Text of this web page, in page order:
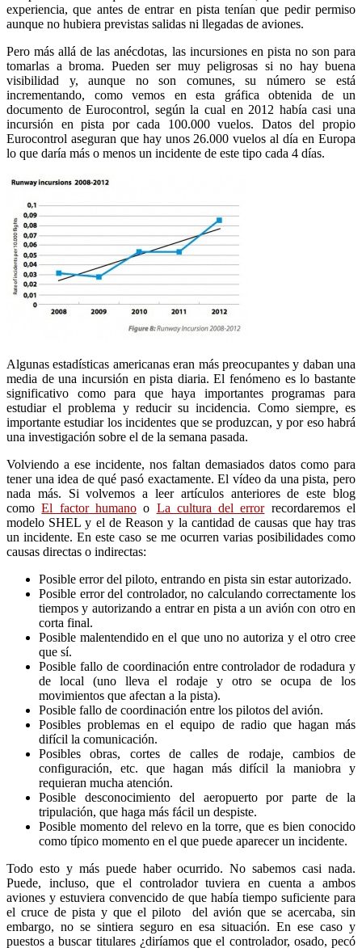
experiencia, que antes de entrar en pista tenían que pedir permiso
aunque no hubiera previstas salidas ni llegadas de aviones.
Pero más allá de las anécdotas, las incursiones en pista no son para
tomarlas a broma. Pueden ser muy peligrosas si no hay buena
visibilidad y, aunque no son comunes, su número se está
incrementando, como vemos en esta gráfica obtenida de un
documento de Eurocontrol, según la cual en 2012 había casi una
incursión en pista por cada 100.000 vuelos. Datos del propio
Eurocontrol aseguran que hay unos 26.000 vuelos al día en Europa
lo que daría más o menos un incidente de este tipo cada 4 días.
Algunas estadísticas americanas eran más preocupantes y daban una
media de una incursión en pista diaria. El fenómeno es lo bastante
significativo como para que haya importantes programas para
estudiar el problema y reducir su incidencia. Como siempre, es
importante estudiar los incidentes que se produzcan, y por eso habrá
una investigación sobre el de la semana pasada.
Volviendo a ese incidente, nos faltan demasiados datos como para
tener una idea de qué pasó exactamente. El vídeo da una pista, pero
nada más. Si volvemos a leer artículos anteriores de este blog
comoEl factor humanoo La cultura del errorrecordaremos el
modelo SHEL y el de Reason y la cantidad de causas que hay tras
un incidente. En este caso se me ocurren varias posibilidades como
causas directas o indirectas:
Posible error del piloto, entrando en pista sin estar autorizado.
Posible error del controlador, no calculando correctamente los
tiempos y autorizando a entrar en pista a un avión con otro en
corta final.
Posible malentendido en el que uno no autoriza y el otro cree
que sí.
Posible fallo de coordinación entre controlador de rodadura y
de local (uno lleva el rodaje y otro se ocupa de los
movimientos que afectan a la pista).
Posible fallo de coordinación entre los pilotos del avión.
Posibles problemas en el equipo de radio que hagan más
difícil la comunicación.
Posibles obras, cortes de calles de rodaje, cambios de
configuración, etc. que hagan más difícil la maniobra y
requieran mucha atención.
Posible desconocimiento del aeropuerto por parte de la
tripulación, que haga más fácil un despiste.
Posible momento del relevo en la torre, que es bien conocido
como típico momento en el que puede aparecer un incidente.
Todo esto y más puede haber ocurrido. No sabemos casi nada.
Puede, incluso, que el controlador tuviera en cuenta a ambos
aviones y estuviera convencido de que había tiempo suficiente para
el cruce de pista y que el piloto del avión que se acercaba, sin
embargo, no se sintiera seguro en esa situación. En ese caso y
puestos a buscar titulares ¿diríamos que el controlador, osado, pecó